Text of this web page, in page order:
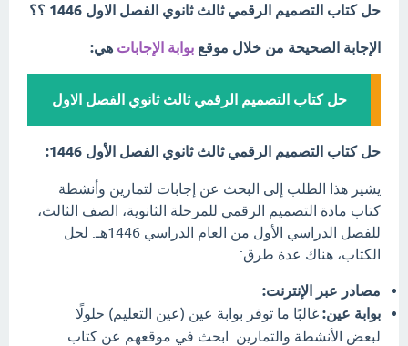
حل كتاب التصميم الرقمي ثالث ثانوي الفصل الاول 1446 ؟؟
الإجابة الصحيحة من خلال موقع بوابة الإجابات هي:
حل كتاب التصميم الرقمي ثالث ثانوي الفصل الاول
حل كتاب التصميم الرقمي ثالث ثانوي الفصل الأول 1446:
يشير هذا الطلب إلى البحث عن إجابات لتمارين وأنشطة
كتاب مادة التصميم الرقمي للمرحلة الثانوية، الصف الثالث،
للفصل الدراسي الأول من العام الدراسي 1446هـ. لحل
الكتاب، هناك عدة طرق:
مصادر عبر الإنترنت:
بوابة عين: غالبًا ما توفر بوابة عين (عين التعليم) حلولًا
لبعض الأنشطة والتمارين. ابحث في موقعهم عن كتاب